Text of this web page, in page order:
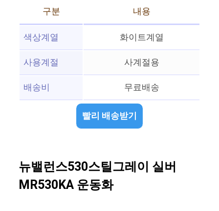
구분
내용
색상계열
화이트계열
사용계절
사계절용
배송비
무료배송
빨리 배송받기
뉴밸런스530스틸그레이 실버
MR530KA 운동화